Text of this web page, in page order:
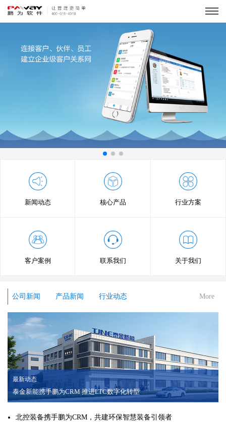
新闻动态 核心产品 行业方案
客户案例 联系我们 关于我们
公司新闻 产品新闻 行业动态 More
最新动态
泰金新能携手鹏为CRM 推进LTC数字化转型
北控装备携手鹏为CRM，共建环保智慧装备引领者